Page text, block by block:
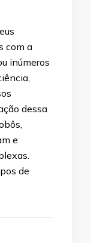
com a
inúmeros
dessa
e
de